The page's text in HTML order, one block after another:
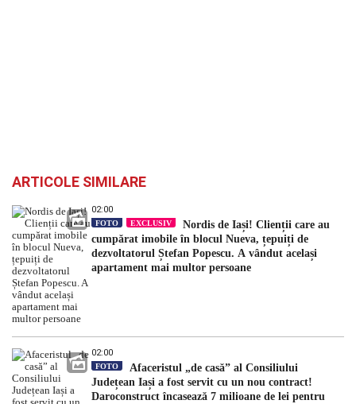
ARTICOLE SIMILARE
02:00
FOTO EXCLUSIV
Nordis de Iași! Clienții care au
cumpărat imobile în blocul Nueva, țepuiți de
dezvoltatorul Ștefan Popescu. A vândut același
apartament mai multor persoane
02:00
FOTO
Afaceristul „de casă” al Consiliului
Județean Iași a fost servit cu un nou contract!
Daroconstruct încasează 7 milioane de lei pentru